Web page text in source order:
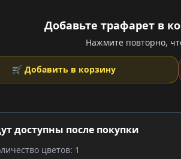
Добавьте трафарет в
Нажмите повторно,
🛒 Добавить в корзину
доступны после покупки
цветов: 1